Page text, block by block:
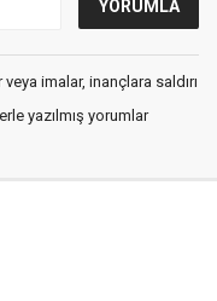
imalar, inançlara saldırı
yazılmış yorumlar